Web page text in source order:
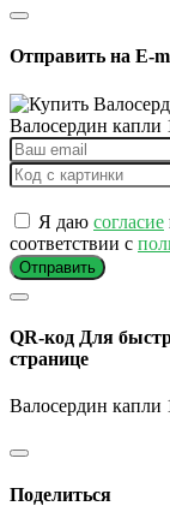
Отправить на E-
Валосердин капли
Я даю согласие
соответствии с
Отправить
QR-код Для
странице
Валосердин капли
Поделиться